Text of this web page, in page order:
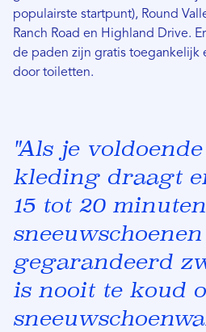
populairste startpunt), Round
Ranch Road en Highland Drive.
de paden zijn gratis toegankelijk
door toiletten.
"Als je
kleding draagt
15 tot 20
gegarandeerd
is nooit te koud